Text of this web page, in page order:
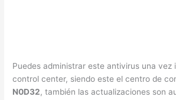
Puedes administrar este antivirus una vez
control center, siendo este el centro de
N0D32, también las actualizaciones son